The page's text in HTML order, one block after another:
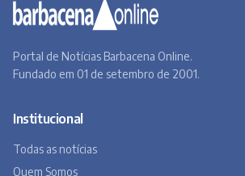
Barbacena, um lugar a Beira do Caminho
Museu Virtual